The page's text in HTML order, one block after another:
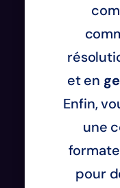
et en
Enfin,
une
pour